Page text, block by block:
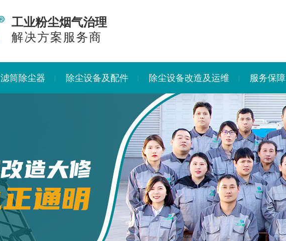
工业粉尘烟气治理
解决方案服务商
滤筒除尘器 除尘设备及配件 除尘设备改造及运维 服务保障